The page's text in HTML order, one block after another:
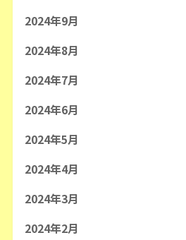
2024年9月
2024年8月
2024年7月
2024年6月
2024年5月
2024年4月
2024年3月
2024年2月